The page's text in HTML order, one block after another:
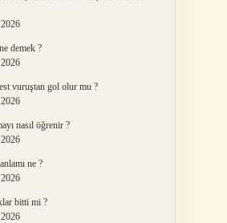
demek ?
vuruştan gol olur mu ?
nasıl öğrenir ?
ne ?
bitti mi ?